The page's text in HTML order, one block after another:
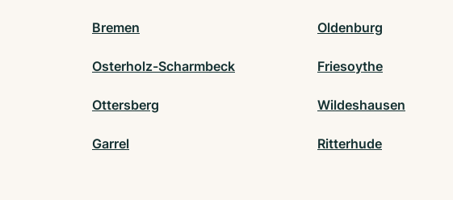
Bremen Oldenburg
Osterholz-Scharmbeck Friesoythe
Ottersberg Wildeshausen
Garrel Ritterhude